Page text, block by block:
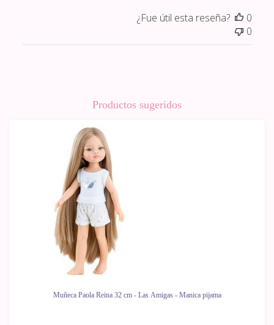
¿Fue útil esta reseña?
0
0
Productos sugeridos
Muñeca Paola Reina 32 cm - Las Amigas - Manica pijama